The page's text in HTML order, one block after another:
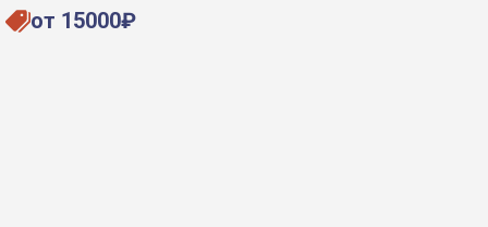
от 15000₽